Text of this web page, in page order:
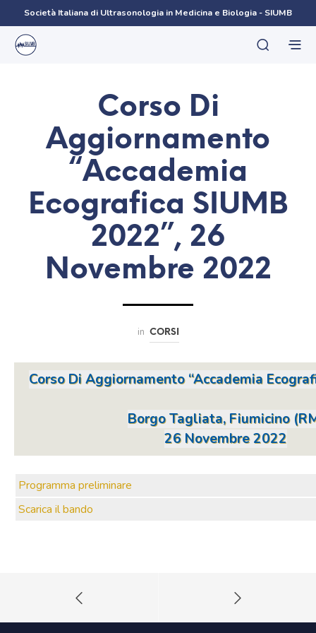
Società Italiana di Ultrasonologia in Medicina e Biologia - SIUMB
Corso Di
Aggiornamento
“Accademia
Ecografica SIUMB
2022”, 26
Novembre 2022
in CORSI
Corso Di Aggiornamento “Accademia
Borgo Tagliata, Fiumicino
26 Novembre 2022
Programma preliminare
Scarica il bando